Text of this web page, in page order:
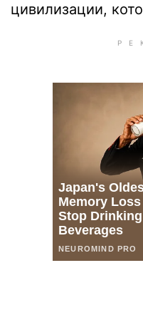
цивилизации,